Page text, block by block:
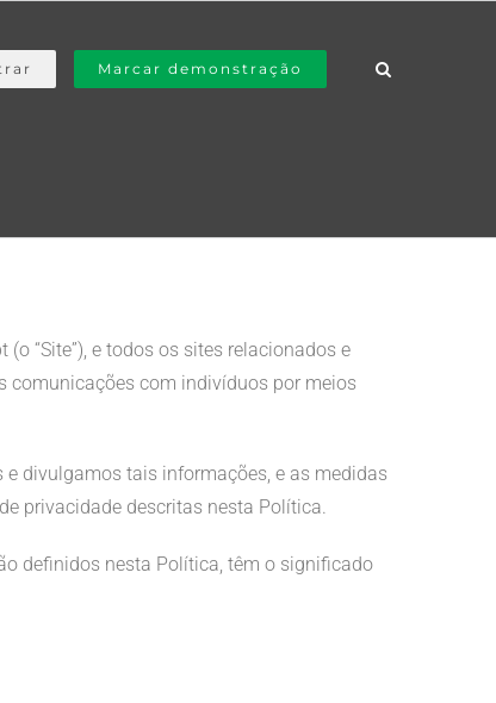
Marcar demonstração
(o “Site”), e todos os sites relacionados e
comunicações com indivíduos por meios
e divulgamos tais informações, e as medidas
privacidade descritas nesta Política.
definidos nesta Política, têm o significado